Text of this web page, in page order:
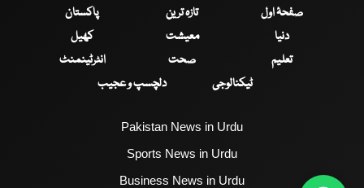
صفحۂ اول تازہ ترین
پاکستان
دنیا
معیشت
کھیل
تعلیم
صحت
انٹرٹینمنٹ
ٹیکنالوجی
دلچسپ و عجیب
Pakistan News in Urdu
Sports News in Urdu
Business News in Urdu